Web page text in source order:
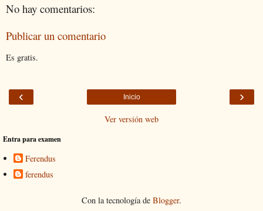
No hay comentarios:
Publicar un comentario
Es gratis.
‹ ›
Inicio
Ver versión web
Entra para examen
Ferendus
ferendus
Con la tecnología de Blogger.